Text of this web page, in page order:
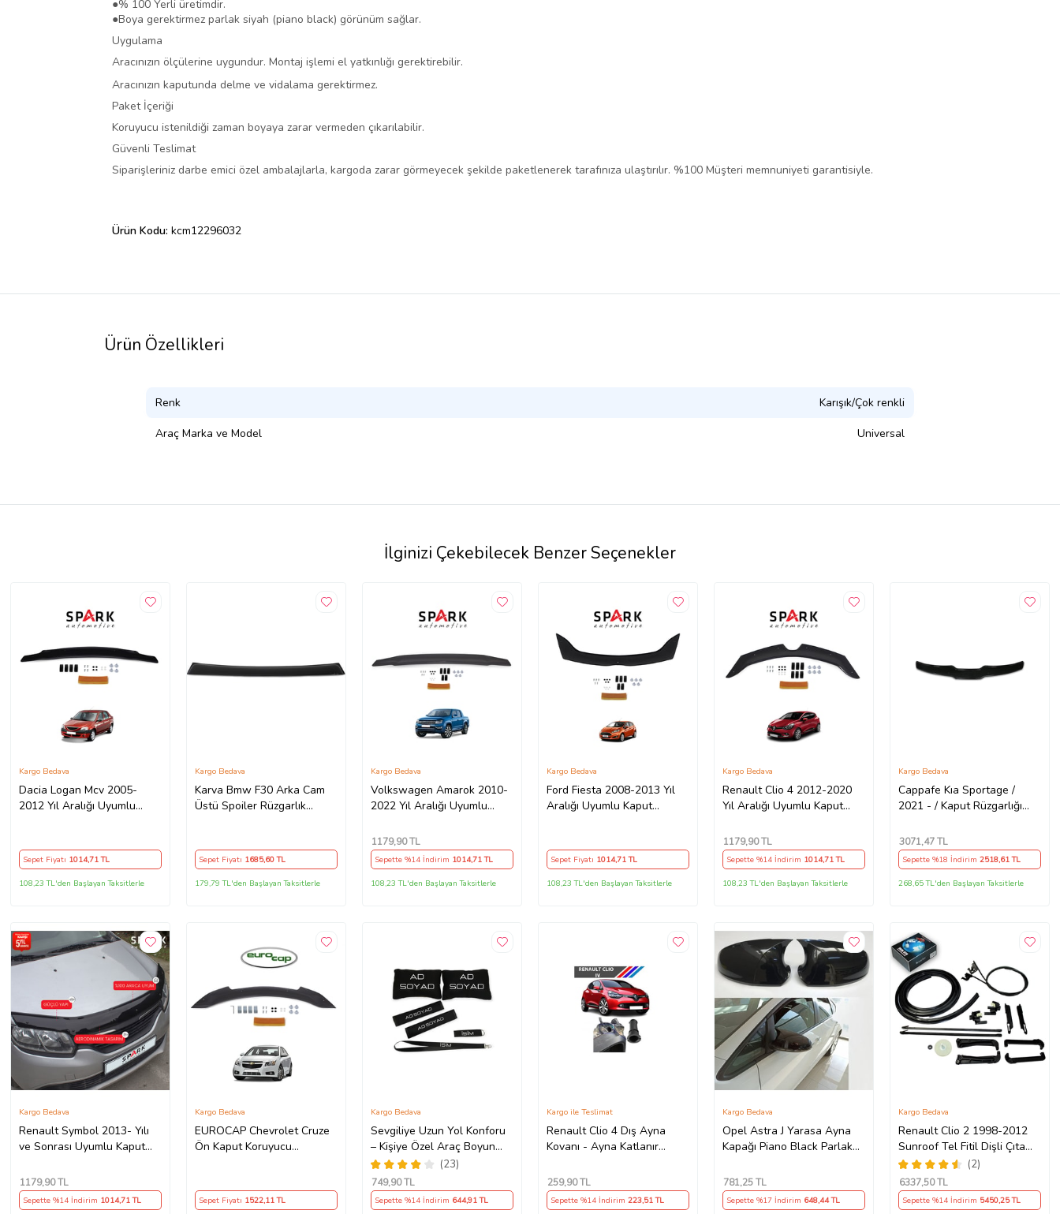
●% 100 Yerli üretimdir.
●Boya gerektirmez parlak siyah (piano black) görünüm sağlar.
Uygulama
Aracınızın ölçülerine uygundur. Montaj işlemi el yatkınlığı gerektirebilir.
Aracınızın kaputunda delme ve vidalama gerektirmez.
Paket İçeriği
Koruyucu istenildiği zaman boyaya zarar vermeden çıkarılabilir.
Güvenli Teslimat
Siparişleriniz darbe emici özel ambalajlarla, kargoda zarar görmeyecek şekilde paketlenerek tarafınıza ulaştırılır. %100 Müşteri memnuniyeti garantisiyle.
Ürün Kodu: kcm12296032
Ürün Özellikleri
Renk Karışık/Çok renkli
Araç Marka ve Model Universal
İlginizi Çekebilecek Benzer Seçenekler
Dacia Logan Mcv 2005-
2012 Yıl Aralığı Uyumlu
Kargo Bedava
Sepet Fiyatı 1014,71 TL
108,23 TL'den Başlayan Taksitlerle
Karva Bmw F30 Arka Cam
Üstü Spoiler Rüzgarlık
Kargo Bedava
Sepet Fiyatı 1685,60 TL
179,79 TL'den Başlayan Taksitlerle
Volkswagen Amarok 2010-
2022 Yıl Aralığı Uyumlu
Kargo Bedava
1179,90 TL
Sepette %14 İndirim 1014,71 TL
108,23 TL'den Başlayan Taksitlerle
Ford Fiesta 2008-2013 Yıl
Aralığı Uyumlu Kaput
Kargo Bedava
Sepet Fiyatı 1014,71 TL
108,23 TL'den Başlayan Taksitlerle
Renault Clio 4 2012-2020
Yıl Aralığı Uyumlu Kaput
Kargo Bedava
1179,90 TL
Sepette %14 İndirim 1014,71 TL
108,23 TL'den Başlayan Taksitlerle
Cappafe Kıa Sportage /
2021 - / Kaput Rüzgarlığı
Kargo Bedava
3071,47 TL
Sepette %18 İndirim2518,61 TL
268,65 TL'den Başlayan Taksitlerle
Renault Symbol 2013- Yılı
ve Sonrası Uyumlu Kaput
Kargo Bedava
1179,90 TL
Sepette %14 İndirim 1014,71 TL
EUROCAP Chevrolet Cruze
Ön Kaput Koruyucu
Kargo Bedava
Sepet Fiyatı 1522,11 TL
Sevgiliye Uzun Yol Konforu
– Kişiye Özel Araç Boyun
Yastığı & Kemer Pedi Hediye
Seti
(23)
Kargo Bedava
749,90 TL
Sepette %14 İndirim 644,91 TL
Renault Clio 4 Dış Ayna
Kovanı - Ayna Katlanır
490307706 M3625
Kargo ile Teslimat
259,90 TL
Sepette %14 İndirim 223,51 TL
Opel Astra J Yarasa Ayna
Kapağı Piano Black Parlak
Kargo Bedava
781,25 TL
Sepette %17 İndirim 648,44 TL
Renault Clio 2 1998-2012
Sunroof Tel Fitil Dişli Çıta
Ayak Seti
(2)
Kargo Bedava
6337,50 TL
Sepette %14 İndirim 5450,25 TL